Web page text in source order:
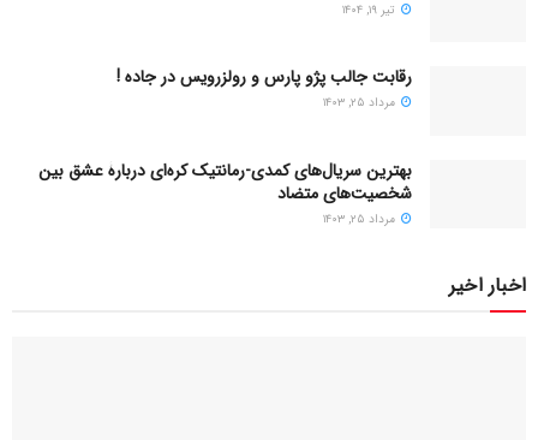
تیر ۱۹, ۱۴۰۴
رقابت جالب پژو پارس و رولزرویس در جاده !
مرداد ۲۵, ۱۴۰۳
بهترین سریال‌های کمدی-رمانتیک کره‌ای دربارۀ عشق بین
شخصیت‌های متضاد
مرداد ۲۵, ۱۴۰۳
اخبار اخیر